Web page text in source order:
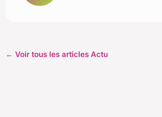
← Voir tous les articles Actu